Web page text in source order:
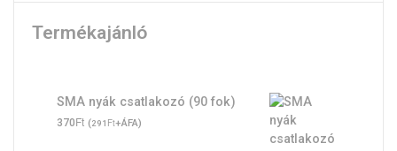
Termékajánló
SMA nyák csatlakozó (90 fok)
370Ft (291 Ft+ÁFA)